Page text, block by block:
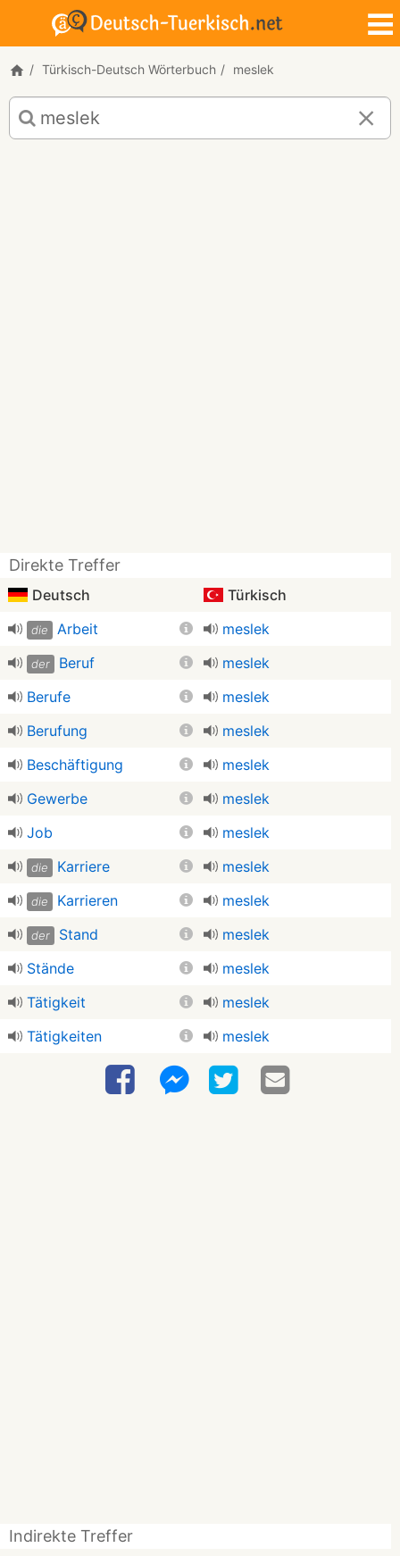
Türkisch-Deutsch Wörterbuch meslek
Türkisch-
Deutsch
Übersetzung
Direkte Treffer
Deutsch Türkisch
die Arbeit meslek
der Beruf
meslek
Berufe
meslek
Berufung
meslek
Beschäftigung
meslek
Gewerbe
meslek
Job
meslek
die Karriere meslek
die Karrieren meslek
der Stand
meslek
Stände
meslek
Tätigkeit
meslek
Tätigkeiten
meslek
Indirekte Treffer